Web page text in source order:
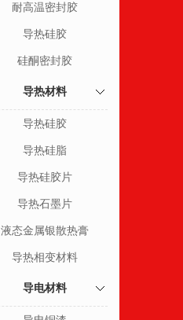
耐高温密封胶
导热硅胶
硅酮密封胶
导热材料
导热硅胶
导热硅脂
导热硅胶片
导热石墨片
液态金属银散热膏
导热相变材料
导电材料